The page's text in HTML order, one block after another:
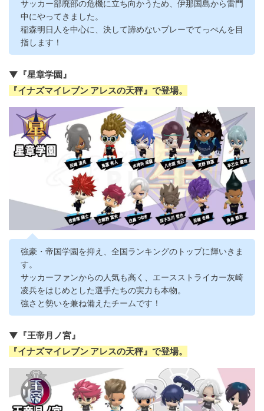
サッカー部廃部の危機に立ち向かうため、伊那国島から雷門
中にやってきました。
稲森明日人を中心に、決して諦めないプレーでてっぺんを目
指します！
▼『星章学園』
『イナズマイレブン アレスの天秤』で登場。
強豪・帝国学園を抑え、全国ランキングのトップに輝いきま
す。
サッカーファンからの人気も高く、エースストライカー灰崎
凌兵をはじめとした選手たちの実力も本物。
強さと勢いを兼ね備えたチームです！
▼『王帝月ノ宮』
『イナズマイレブン アレスの天秤』で登場。